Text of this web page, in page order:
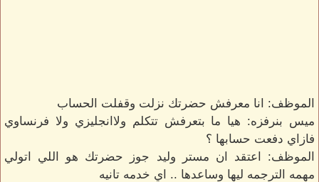
الموظف: انا معرفش حضرتك نزلت وقفلت الحساب
ميس بنرفزه: هيا ما بتعرفش تتكلم ولاانجليزي ولا فرنساوي
فازاي دفعت حسابها ؟
الموظف: اعتقد ان مستر وليد جوز حضرتك هو اللي اتولي
مهمه الترجمه ليها وساعدها .. اي خدمه تانيه